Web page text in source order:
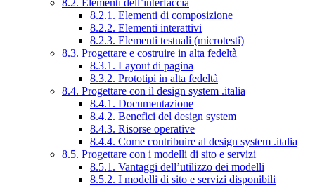
8.2. Elementi dell’interfaccia
8.2.1. Elementi di composizione
8.2.2. Elementi interattivi
8.2.3. Elementi testuali (microtesti)
8.3. Progettare e costruire in alta fedeltà
8.3.1. Layout di pagina
8.3.2. Prototipi in alta fedeltà
8.4. Progettare con il design system .italia
8.4.1. Documentazione
8.4.2. Benefici del design system
8.4.3. Risorse operative
8.4.4. Come contribuire al design system .italia
8.5. Progettare con i modelli di sito e servizi
8.5.1. Vantaggi dell’utilizzo dei modelli
8.5.2. I modelli di sito e servizi disponibili